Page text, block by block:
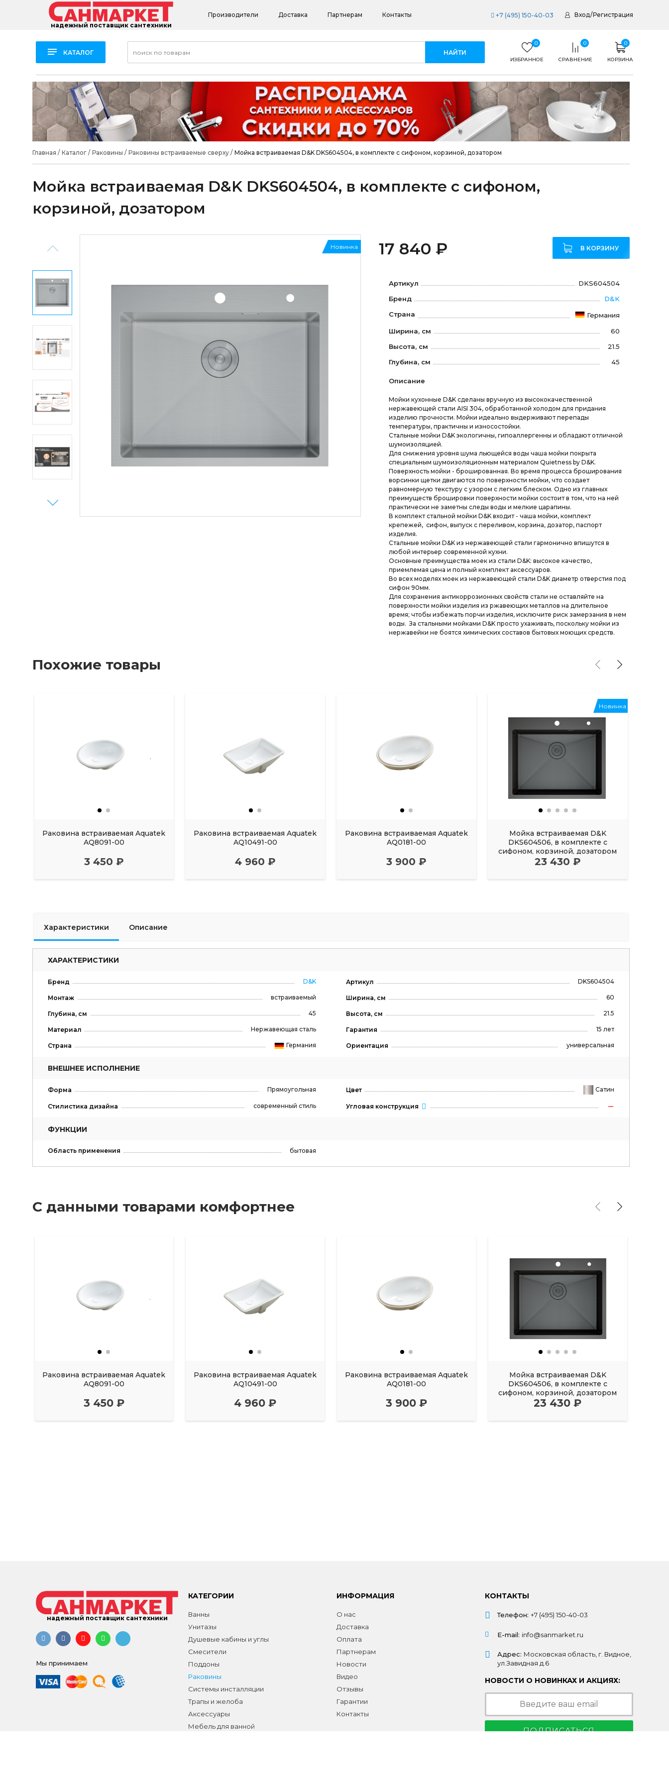
надежный поставщик сантехники
Производители Доставка Партнерам Контакты +7 (495) 150-40-03 Вход/Регистрация
КАТАЛОГ
0
ИЗБРАННОЕ
0
СРАВНЕНИЕ
0
КОРЗИНА
Главная / Каталог/ Раковины / Раковины встраиваемые сверху/ Мойка встраиваемая D&K DKS604504, в комплекте с сифоном, корзиной, дозатором
Мойка встраиваемая D&K DKS604504, в комплекте с сифоном,
корзиной, дозатором
Новинка
Previous
Next
17 840 ₽ В КОРЗИНУ
Артикул
DKS604504
Бренд
D&K
Страна
Германия
Ширина, см
60
Высота, см
21.5
Глубина, см
45
Описание
Мойки кухонные D&K сделаны вручную из высококачественной
нержавеющей стали AISI 304, обработанной холодом для придания
изделию прочности. Мойки идеально выдерживают перепады
температуры, практичны и износостойки.
Стальные мойки D&K экологичны, гипоаллергенны и обладают отличной
шумоизоляцией.
Для снижения уровня шума льющейся воды чаша мойки покрыта
специальным шумоизоляционным материалом Quietness by D&K.
Поверхность мойки - брошированная. Во время процесса броширования
ворсинки щетки двигаются по поверхности мойки, что создает
равномерную текстуру с узором с легким блеском. Одно из главных
преимуществ брошировки поверхности мойки состоит в том, что на ней
практически не заметны следы воды и мелкие царапины.
В комплект стальной мойки D&K входит - чаша мойки, комплект
крепежей, сифон, выпуск с переливом, корзина, дозатор, паспорт
изделия.
Стальные мойки D&K из нержавеющей стали гармонично впишутся в
любой интерьер современной кухни.
Основные преимущества моек из стали D&K: высокое качество,
приемлемая цена и полный комплект аксессуаров.
Во всех моделях моек из нержавеющей стали D&K диаметр отверстия под
сифон 90мм.
Для сохранения антикоррозионных свойств стали не оставляйте на
поверхности мойки изделия из ржавеющих металлов на длительное
время; чтобы избежать порчи изделия, исключите риск замерзания в нем
воды. За стальными мойками D&K просто ухаживать, поскольку мойки из
нержавейки не боятся химических составов бытовых моющих средств.
Похожие товары
Раковина встраиваемая Aquatek
AQ8091-00
3 450 ₽
Раковина встраиваемая Aquatek
AQ10491-00
4 960 ₽
Раковина встраиваемая Aquatek
AQ0181-00
3 900 ₽
Новинка
Мойка встраиваемая D&K
DKS604506, в комплекте с
сифоном, корзиной, дозатором
23 430 ₽
Характеристики Описание
ХАРАКТЕРИСТИКИ
Бренд D&K Артикул DKS604504
Монтаж встраиваемый Ширина, см 60
Глубина, см 45 Высота, см 21.5
Материал Нержавеющая сталь Гарантия 15 лет
Страна Германия Ориентация универсальная
ВНЕШНЕЕ ИСПОЛНЕНИЕ
Форма Прямоугольная Цвет Сатин
Стилистика дизайна современный стиль Угловая конструкция
ФУНКЦИИ
Область применения бытовая
С данными товарами комфортнее
Раковина встраиваемая Aquatek
AQ8091-00
3 450 ₽
Раковина встраиваемая Aquatek
AQ10491-00
4 960 ₽
Раковина встраиваемая Aquatek
AQ0181-00
3 900 ₽
Мойка встраиваемая D&K
DKS604506, в комплекте с
сифоном, корзиной, дозатором
23 430 ₽
надежный поставщик сантехники
Мы принимаем
КАТЕГОРИИ
Ванны
Унитазы
Душевые кабины и углы
Смесители
Поддоны
Раковины
Системы инсталляции
Трапы и желоба
Аксессуары
Мебель для ванной
ИНФОРМАЦИЯ
О нас
Доставка
Оплата
Партнерам
Новости
Видео
Отзывы
Гарантии
Контакты
КОНТАКТЫ
Телефон: +7 (495) 150-40-03
E-mail: info@sanmarket.ru
Адрес: Московская область, г. Видное,
ул.Завидная д.6
НОВОСТИ О НОВИНКАХ И АКЦИЯХ:
ПОДПИСАТЬСЯ